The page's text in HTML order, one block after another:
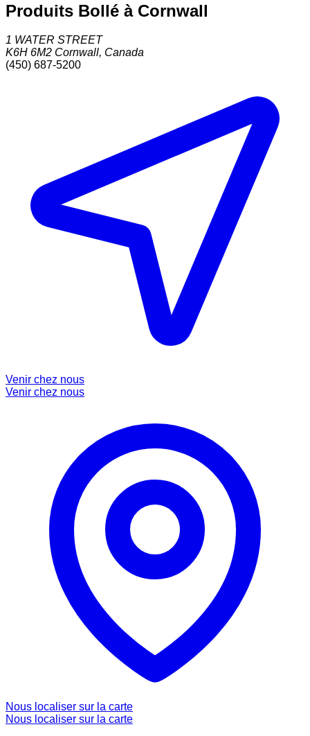
Produits Bollé à Cornwall
1 WATER STREET
K6H 6M2 Cornwall, Canada
(450) 687-5200
Venir chez nous
Venir chez nous
Nous localiser sur la carte
Nous localiser sur la carte